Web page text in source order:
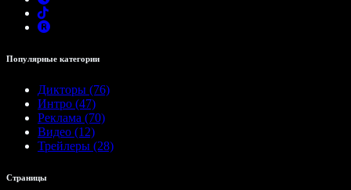
Популярные категории
Дикторы (76)
Интро (47)
Реклама (70)
Видео (12)
Трейлеры (28)
Страницы